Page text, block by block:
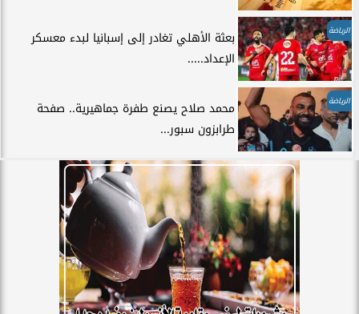
الرياضة
بعثة الأهلي تغادر إلى إسبانيا لبدء معسكر
الإعداد.....
الرياضة
محمد صلاح يصنع طفرة جماهيرية.. صفحة
طرابزون سبور...